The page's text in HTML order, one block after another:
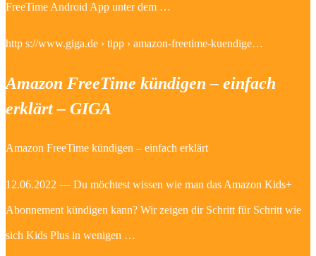
FreeTime Android App unter dem …
http s://www.giga.de › tipp › amazon-freetime-kuendige…
Amazon FreeTime kündigen – einfach
erklärt – GIGA
Amazon FreeTime kündigen – einfach erklärt
12.06.2022 — Du möchtest wissen wie man das Amazon Kids+
Abonnement kündigen kann? Wir zeigen dir Schritt für Schritt wie
sich Kids Plus in wenigen …